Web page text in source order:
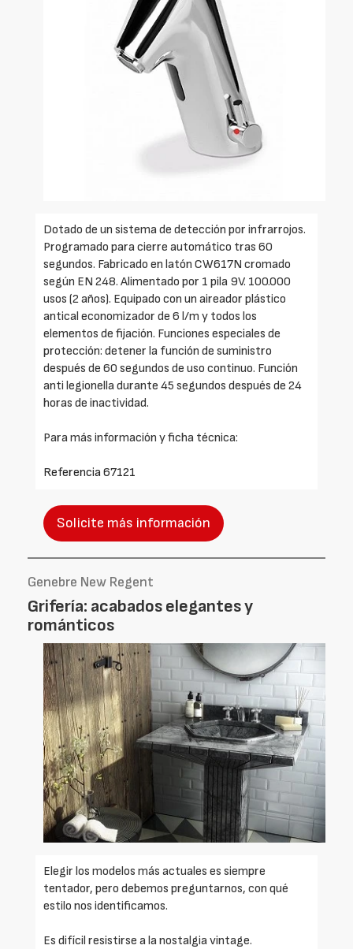
Dotado de un sistema de detección por infrarrojos.
Programado para cierre automático tras 60
segundos. Fabricado en latón CW617N cromado
según EN 248. Alimentado por 1 pila 9V. 100.000
usos (2 años). Equipado con un aireador plástico
antical economizador de 6 l/m y todos los
elementos de fijación. Funciones especiales de
protección: detener la función de suministro
después de 60 segundos de uso continuo. Función
anti legionella durante 45 segundos después de 24
horas de inactividad.
Para más información y ficha técnica:
Referencia 67121
Solicite más información
Genebre New Regent
Grifería: acabados elegantes y
románticos
Elegir los modelos más actuales es siempre
tentador, pero debemos preguntarnos, con qué
estilo nos identificamos.
Es difícil resistirse a la nostalgia vintage.